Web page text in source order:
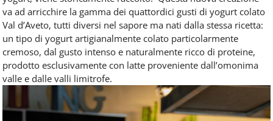
va ad arricchire la gamma dei quattordici gusti di yogurt colato
Val d’Aveto, tutti diversi nel sapore ma nati dalla stessa ricetta:
un tipo di yogurt artigianalmente colato particolarmente
cremoso, dal gusto intenso e naturalmente ricco di proteine,
prodotto esclusivamente con latte proveniente dall’omonima
valle e dalle valli limitrofe.